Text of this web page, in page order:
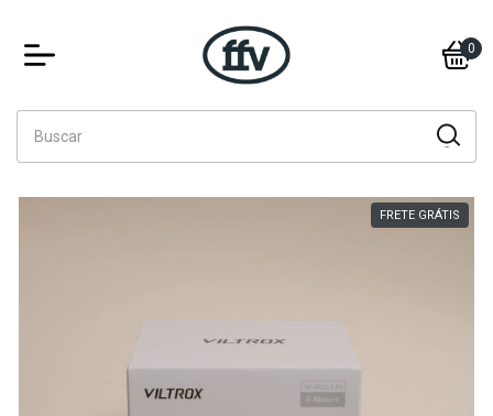
0
FRETE GRÁTIS